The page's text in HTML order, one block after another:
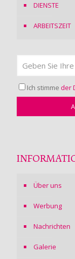
DIENSTE
ARBEITSZEIT
Ich stimme der
Über uns
Werbung
Nachrichten
Galerie